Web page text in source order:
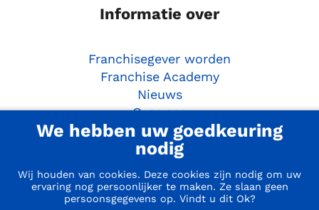
Informatie over
Franchisegever worden
Franchise Academy
Nieuws
Over ons
Ondernemersgids
Aan de slag
We hebben uw goedkeuring
nodig
Wij houden van cookies. Deze cookies zijn nodig om uw
ervaring nog persoonlijker te maken. Ze slaan geen
persoonsgegevens op. Vindt u dit Ok?